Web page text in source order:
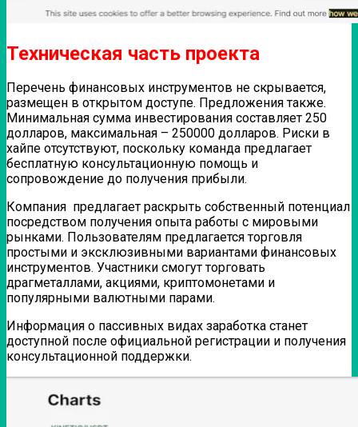
Техническая часть проекта
Перечень финансовых инструментов не скрывается,
размещен в открытом доступе. Предложения также.
Минимальная сумма инвестирования составляет 250
долларов, максимальная – 250000 долларов. Риски в
хайпе отсутствуют, поскольку команда предлагает
бесплатную консультационную помощь и
сопровождение до получения прибыли.
Компания предлагает раскрыть собственный потенциал
посредством получения опыта работы с мировыми
рынками. Пользователям предлагается торговля
простыми и эксклюзивными вариантами финансовых
инструментов. Участники смогут торговать
драгметаллами, акциями, криптомонетами и
популярными валютными парами.
Информация о пассивных видах заработка станет
доступной после официальной регистрации и получения
консультационной поддержки.